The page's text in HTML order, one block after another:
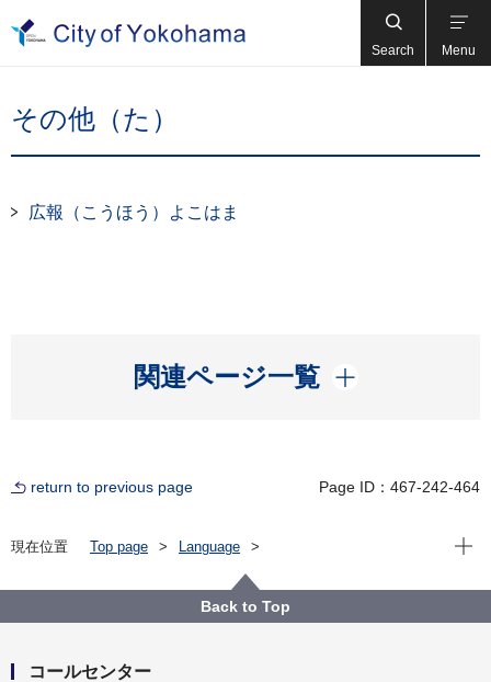
Search Menu
その他（た）
広報（こうほう）よこはま
関連ページ一覧
開く
return to previous page Page ID：467-242-464
現在位置 Top page
Language
やさしい日本語
横浜市（よこはまし）について
Open
Back to Top
コールセンター